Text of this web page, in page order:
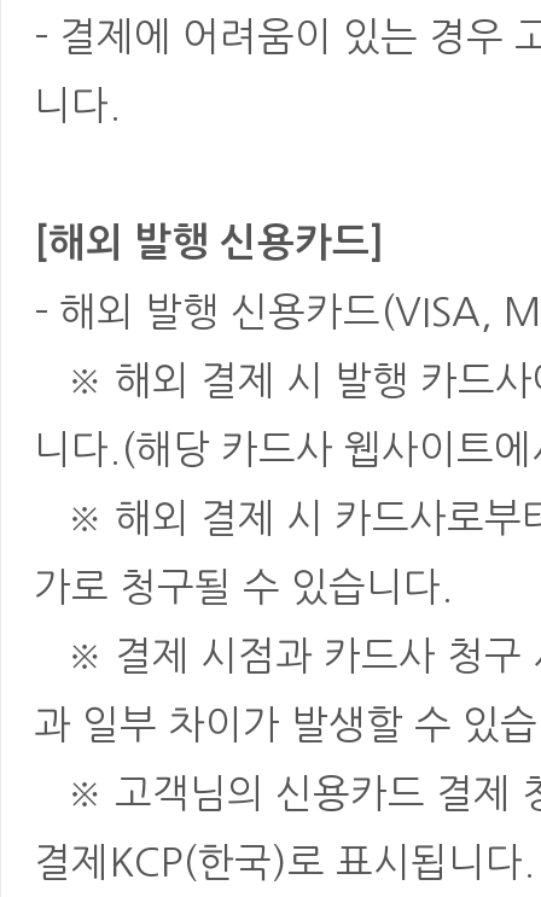
- 결제에 어려움이 있는 경우
니다.
[해외 발행 신용카드]
- 해외 발행 신용카드(VISA,
※ 해외 결제 시 발행 카드사
니다.(해당 카드사 웹사이트
※ 해외 결제 시 카드사로부
가로 청구될 수 있습니다.
※ 결제 시점과 카드사 청구
과 일부 차이가 발생할 수 있
※ 고객님의 신용카드 결제
결제KCP(한국)로 표시됩니다.